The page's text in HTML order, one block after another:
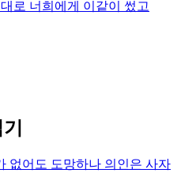
로 너희에게 이같이 썼고
없어도 도망하나 의인은 사자